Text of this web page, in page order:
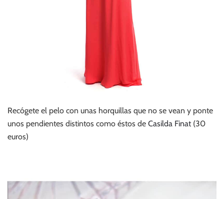
Recógete el pelo con unas horquillas que no se vean y ponte
unos pendientes distintos como éstos de Casilda Finat(30
euros)